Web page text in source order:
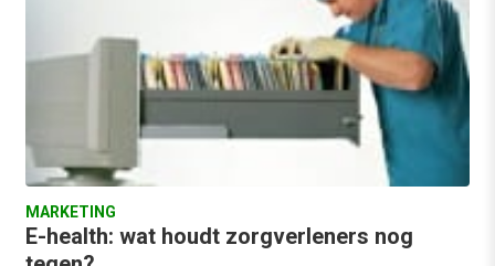
MARKETING
E-health: wat houdt zorgverleners nog